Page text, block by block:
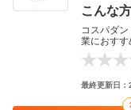
こんな
コスパダ
業におすす
最終更新日：